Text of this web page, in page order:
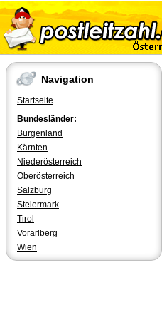
Navigation
Startseite
Bundesländer:
Burgenland
Kärnten
Niederösterreich
Oberösterreich
Salzburg
Steiermark
Tirol
Vorarlberg
Wien